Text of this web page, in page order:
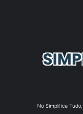
No Simplifica